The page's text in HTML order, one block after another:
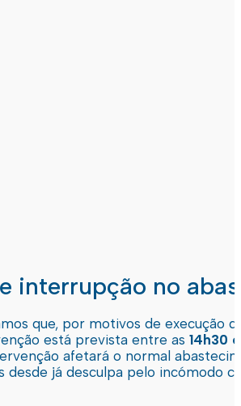
interrupção no
que, por motivos de execução
está prevista entre as 14h30
afetará o normal
desde já desculpa pelo incómodo